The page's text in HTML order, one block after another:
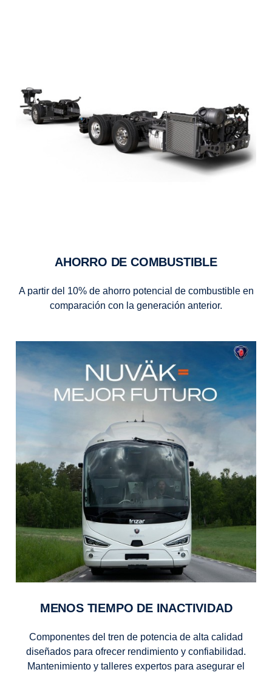
AHORRO DE COMBUSTIBLE
A partir del 10% de ahorro potencial de combustible en
comparación con la generación anterior.
MENOS TIEMPO DE INACTIVIDAD
Componentes del tren de potencia de alta calidad
diseñados para ofrecer rendimiento y confiabilidad.
Mantenimiento y talleres expertos para asegurar el